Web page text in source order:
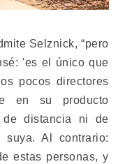
Selznick, “pero
'es el único que
pocos directores
en su producto
distancia ni de
Al contrario:
estas personas, y